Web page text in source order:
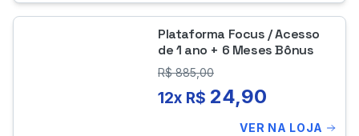
Plataforma Focus / Acesso
de 1 ano + 6 Meses Bônus
R$885,00
12x R$ 24,90
VER NA LOJA